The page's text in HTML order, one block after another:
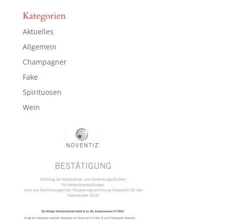
Kategorien
Aktuelles
Allgemein
Champagner
Fake
Spirituosen
Wein